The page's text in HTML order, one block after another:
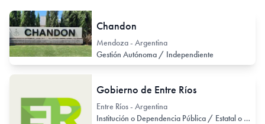
Chandon
Mendoza - Argentina
Gestión Autónoma / Independiente
Gobierno de Entre Ríos
Entre Ríos - Argentina
Institución o Dependencia Pública / Estatal o Provincial